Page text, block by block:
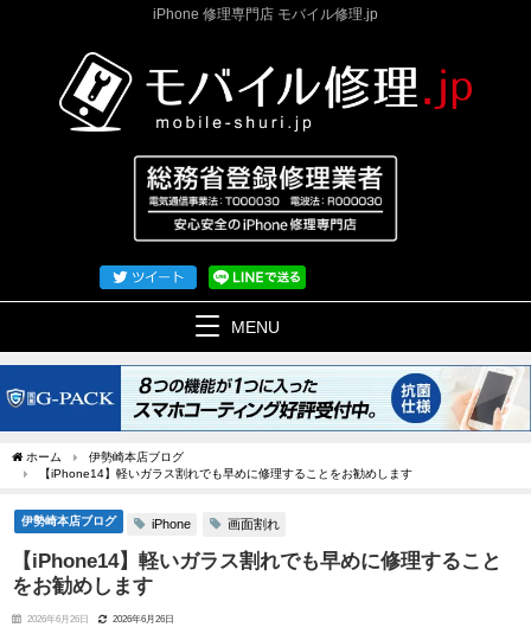
iPhone 修理専門店 モバイル修理.jp
MENU
ホーム
伊勢崎本店ブログ
【iPhone14】軽いガラス割れでも早めに修理することをお勧めします
伊勢崎本店ブログ iPhone 画面割れ
【iPhone14】軽いガラス割れでも早めに修理すること
をお勧めします
2026年6月26日 2026年6月26日